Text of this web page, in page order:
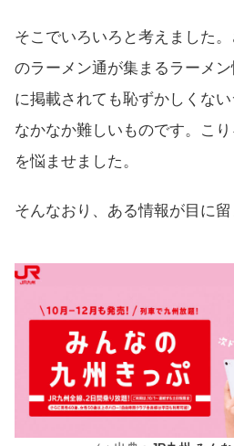
そこでいろいろと考えました
のラーメン通が集まるラーメ
に掲載されても恥ずかしくな
なかなか難しいものです。こ
を悩ませました。
そんなおり、ある情報が目に留